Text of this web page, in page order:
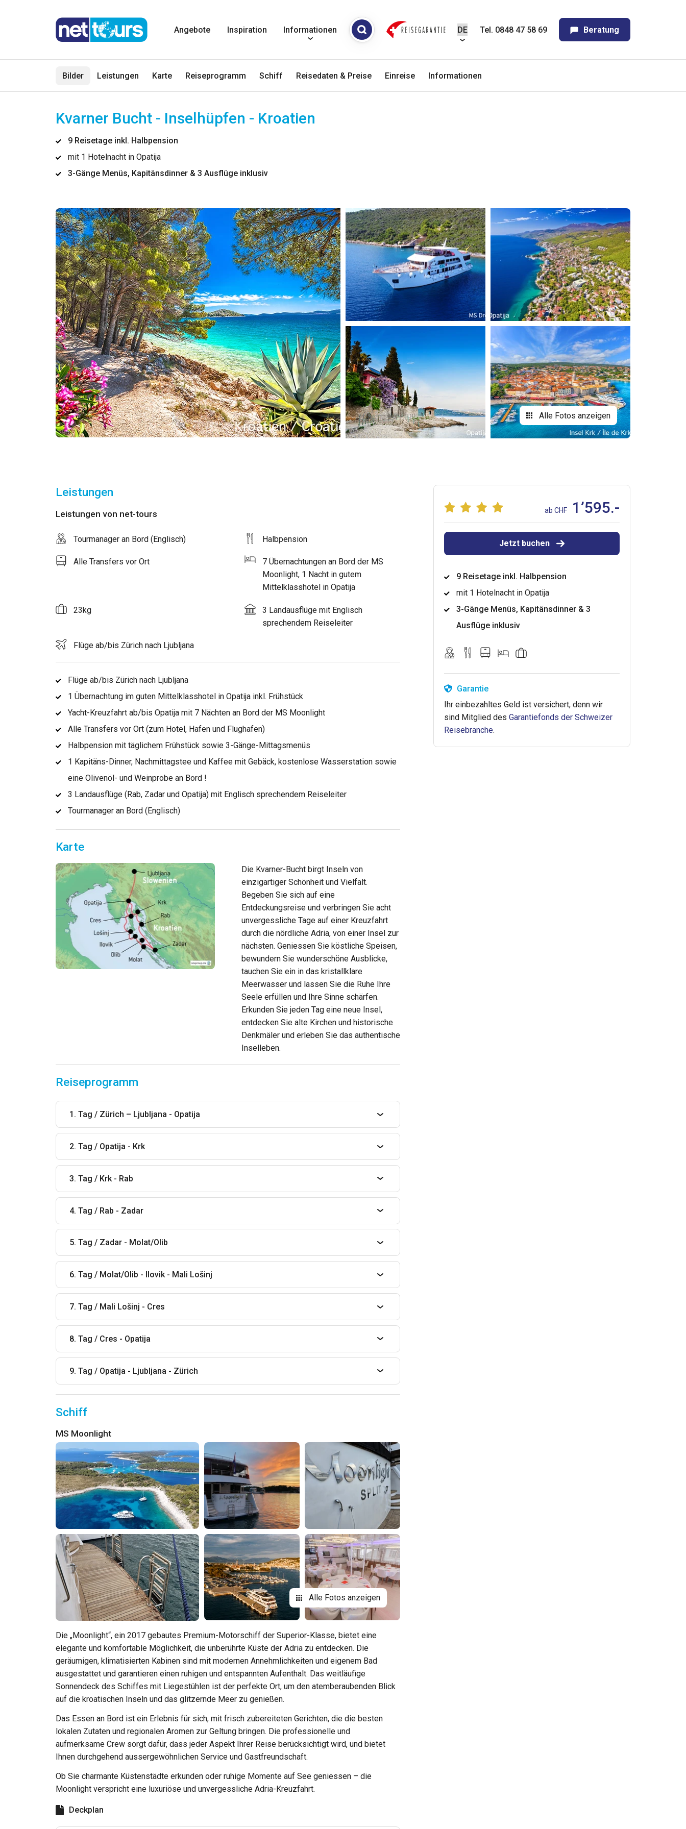
Angebote Inspiration Informationen Tel. 0848 47 58 69 Beratung
Bilder Leistungen Karte Reiseprogramm Schiff Reisedaten & Preise Einreise Informationen
Kvarner Bucht - Inselhüpfen - Kroatien
9 Reisetage inkl. Halbpension
mit 1 Hotelnacht in Opatija
3-Gänge Menüs, Kapitänsdinner & 3 Ausflüge inklusiv
Alle Fotos anzeigen
Leistungen
Leistungen von net-tours
Tourmanager an Bord (Englisch) Halbpension
Alle Transfers vor Ort
7 Übernachtungen an Bord der MS
Moonlight, 1 Nacht in gutem
Mittelklasshotel in Opatija
23kg
3 Landausflüge mit Englisch
sprechendem Reiseleiter
Flüge ab/bis Zürich nach Ljubljana
Flüge ab/bis Zürich nach Ljubljana
1 Übernachtung im guten Mittelklasshotel in Opatija inkl. Frühstück
Yacht-Kreuzfahrt ab/bis Opatija mit 7 Nächten an Bord der MS Moonlight
Alle Transfers vor Ort (zum Hotel, Hafen und Flughafen)
Halbpension mit täglichem Frühstück sowie 3-Gänge-Mittagsmenüs
1 Kapitäns-Dinner, Nachmittagstee und Kaffee mit Gebäck, kostenlose Wasserstation sowie
eine Olivenöl- und Weinprobe an Bord !
3 Landausflüge (Rab, Zadar und Opatija) mit Englisch sprechendem Reiseleiter
Tourmanager an Bord (Englisch)
Karte
Die Kvarner-Bucht birgt Inseln von
einzigartiger Schönheit und Vielfalt.
Begeben Sie sich auf eine
Entdeckungsreise und verbringen Sie acht
unvergessliche Tage auf einer Kreuzfahrt
durch die nördliche Adria, von einer Insel zur
nächsten. Geniessen Sie köstliche Speisen,
bewundern Sie wunderschöne Ausblicke,
tauchen Sie ein in das kristallklare
Meerwasser und lassen Sie die Ruhe Ihre
Seele erfüllen und Ihre Sinne schärfen.
Erkunden Sie jeden Tag eine neue Insel,
entdecken Sie alte Kirchen und historische
Denkmäler und erleben Sie das authentische
Inselleben.
Reiseprogramm
1. Tag / Zürich – Ljubljana - Opatija
2. Tag / Opatija - Krk
3. Tag / Krk - Rab
4. Tag / Rab - Zadar
5. Tag / Zadar - Molat/Olib
6. Tag / Molat/Olib - Ilovik - Mali Lošinj
7. Tag / Mali Lošinj - Cres
8. Tag / Cres - Opatija
9. Tag / Opatija - Ljubljana - Zürich
Schiff
MS Moonlight
Alle Fotos anzeigen
Die „Moonlight“, ein 2017 gebautes Premium-Motorschiff der Superior-Klasse, bietet eine
elegante und komfortable Möglichkeit, die unberührte Küste der Adria zu entdecken. Die
geräumigen, klimatisierten Kabinen sind mit modernen Annehmlichkeiten und eigenem Bad
ausgestattet und garantieren einen ruhigen und entspannten Aufenthalt. Das weitläufige
Sonnendeck des Schiffes mit Liegestühlen ist der perfekte Ort, um den atemberaubenden Blick
auf die kroatischen Inseln und das glitzernde Meer zu genießen.
Das Essen an Bord ist ein Erlebnis für sich, mit frisch zubereiteten Gerichten, die die besten
lokalen Zutaten und regionalen Aromen zur Geltung bringen. Die professionelle und
aufmerksame Crew sorgt dafür, dass jeder Aspekt Ihrer Reise berücksichtigt wird, und bietet
Ihnen durchgehend aussergewöhnlichen Service und Gastfreundschaft.
Ob Sie charmante Küstenstädte erkunden oder ruhige Momente auf See geniessen – die
Moonlight verspricht eine luxuriöse und unvergessliche Adria-Kreuzfahrt.
Deckplan
ab CHF 1’595.-
Jetzt buchen
9 Reisetage inkl. Halbpension
mit 1 Hotelnacht in Opatija
3-Gänge Menüs, Kapitänsdinner & 3
Ausflüge inklusiv
Garantie
Ihr einbezahltes Geld ist versichert, denn wir
sind Mitglied des Garantiefonds der Schweizer
Reisebranche.